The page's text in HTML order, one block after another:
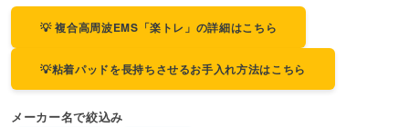
💡 複合高周波EMS「楽トレ」の詳細はこちら
💡粘着パッドを長持ちさせるお手入れ方法はこちら
メーカー名で絞込み